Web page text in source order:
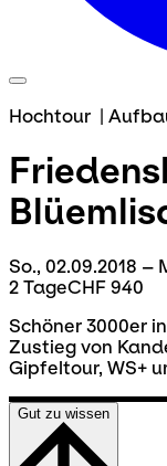
Hochtour |
So., 02.09.2018 –
2 TageCHF 940
Schöner 3000er
Zustieg von
Gipfeltour, WS+
Gut zu wissen